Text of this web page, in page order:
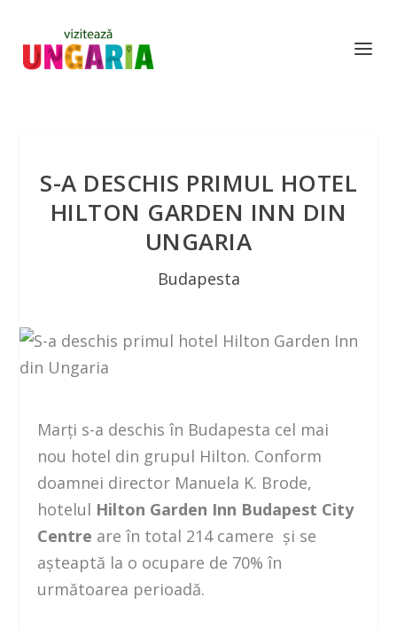
S-A DESCHIS PRIMUL HOTEL
HILTON GARDEN INN DIN
UNGARIA
Budapesta
Marți s-a deschis în Budapesta cel mai
nou hotel din grupul Hilton. Conform
doamnei director Manuela K. Brode,
hotelul Hilton Garden Inn Budapest City
Centre are în total 214 camere și se
așteaptă la o ocupare de 70% în
următoarea perioadă.